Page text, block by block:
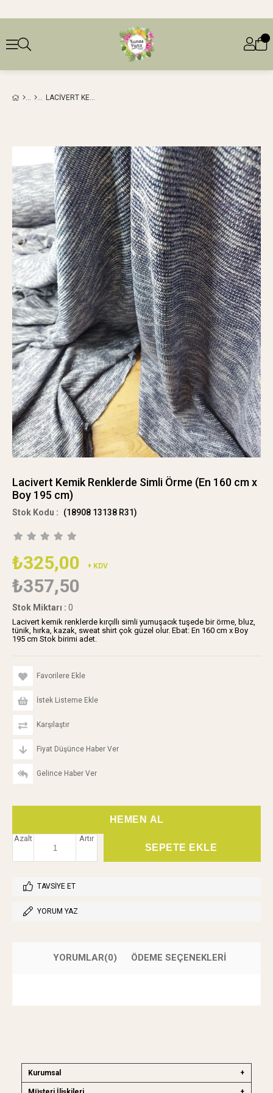
LACIVERT KEMIK RENKLERDE SIMLI ÖRME (EN 160 CM X BOY 195 CM)
Lacivert Kemik Renklerde Simli Örme (En 160 cm x
Boy 195 cm)
(18908 13138 R31)
₺325,00 + KDV
₺357,50
Stok Miktarı : 0
Lacivert kemik renklerde kırçıllı simli yumuşacık tuşede bir örme, bluz,
tünik, hırka, kazak, sweat shirt çok güzel olur. Ebat: En 160 cm x Boy
195 cm Stok birimi adet.
Favorilere Ekle
İstek Listeme Ekle
Karşılaştır
Fiyat Düşünce Haber Ver
Gelince Haber Ver
Artır
Azalt
TAVSIYE ET
YORUM YAZ
YORUMLAR(0) ÖDEME SEÇENEKLERI
Kurumsal